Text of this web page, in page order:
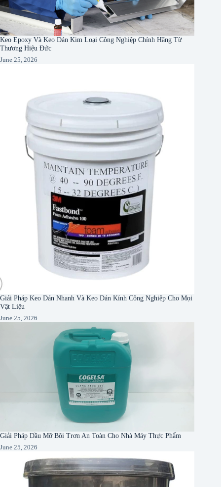
Keo Epoxy Và Keo Dán Kim Loại Công Nghiệp Chính Hãng Từ
Thương Hiệu Đức
June 25, 2026
Giải Pháp Keo Dán Nhanh Và Keo Dán Kính Công Nghiệp Cho Mọi
Vật Liệu
June 25, 2026
Giải Pháp Dầu Mỡ Bôi Trơn An Toàn Cho Nhà Máy Thực Phẩm
June 25, 2026